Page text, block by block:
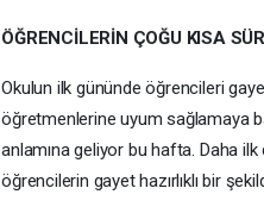
ÖĞRENCİLERİN ÇOĞU KISA
Okulun ilk gününde öğrencileri
öğretmenlerine uyum sağlamaya
anlamına geliyor bu hafta. Daha
öğrencilerin gayet hazırlıklı bir